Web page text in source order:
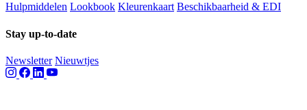
Hulpmiddelen Lookbook Kleurenkaart Beschikbaarheid & EDI
Stay up-to-date
Newsletter Nieuwtjes